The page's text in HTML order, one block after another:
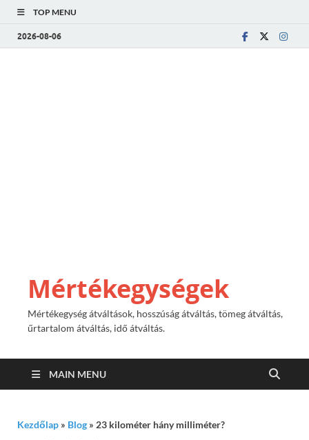
TOP MENU
2026-08-06
Mértékegységek
Mértékegység átváltások, hosszúság átváltás, tömeg átváltás,
űrtartalom átváltás, idő átváltás.
MAIN MENU
Kezdőlap » Blog » 23 kilométer hány milliméter?